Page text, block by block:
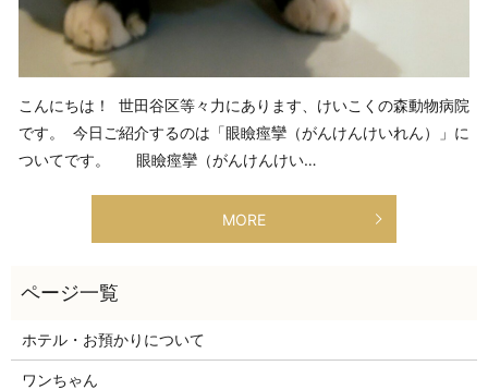
こんにちは！ 世田谷区等々力にあります、けいこくの森動物病院
です。 今日ご紹介するのは「眼瞼痙攣（がんけんけいれん）」に
ついてです。 眼瞼痙攣（がんけんけい…
MORE
ホテル・お預かりについて
ワンちゃん